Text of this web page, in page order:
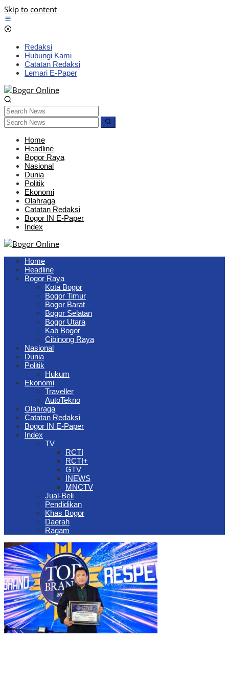
Skip to content
Redaksi
Hubungi Kami
Catatan Redaksi
Lemari E-Paper
Home
Headline
Bogor Raya
Nasional
Dunia
Politik
Ekonomi
Olahraga
Catatan Redaksi
Bogor IN E-Paper
Index
Home
Headline
Bogor Raya
Kota Bogor
Bogor Timur
Bogor Barat
Bogor Selatan
Bogor Utara
Kab Bogor
Cibinong Raya
Nasional
Dunia
Politik
Hukum
Ekonomi
Traveller
AutoTekno
Olahraga
Catatan Redaksi
Bogor IN E-Paper
Index
TV
RCTI
RCTI+
GTV
INEWS
MNCTV
Jual-Beli
Pendidikan
Khas Bogor
Daerah
Ragam